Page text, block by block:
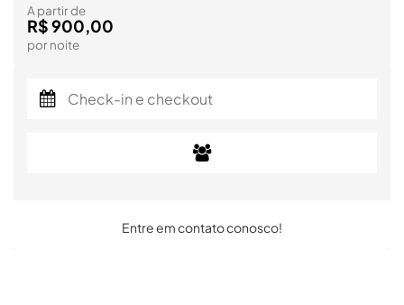
A partir de
R$ 900,00
por noite
Entre em contato conosco!